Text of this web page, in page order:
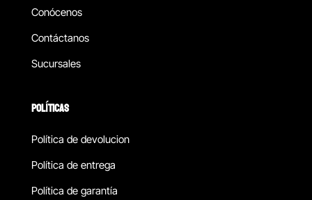
Conócenos
Contáctanos
Sucursales
POLÍTICAS
Política de devolucion
Política de entrega
Política de garantía